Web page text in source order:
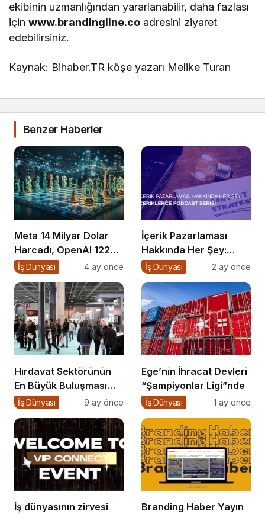
ekibinin uzmanlığından yararlanabilir, daha fazlası
içinwww.brandingline.co adresini ziyaret
edebilirsiniz.
Kaynak: Bihaber.TR köşe yazarı Melike Turan
Benzer Haberler
Meta 14 Milyar Dolar
Harcadı, OpenAI 122
Milyar Topladı:
İş Dünyası 4 ay önce
İçerik Pazarlaması
Hakkında Her Şey:
İçeriklerce Podcast
İş Dünyası 2 ay önce
Hırdavat Sektörünün
En Büyük Buluşması
İçin İstanbul Hazır!
İş Dünyası 9 ay önce
Ege’nin İhracat Devleri
“Şampiyonlar Ligi”nde
İş Dünyası 1 ay önce
İş dünyasının zirvesi
Branding Haber Yayın